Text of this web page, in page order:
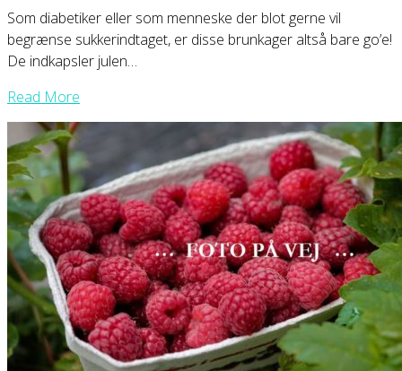
Som diabetiker eller som menneske der blot gerne vil
begrænse sukkerindtaget, er disse brunkager altså bare go’e!
De indkapsler julen…
Read More